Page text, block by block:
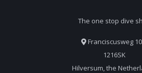
The one stop dive
Franciscusweg
1216SK
Hilversum, the